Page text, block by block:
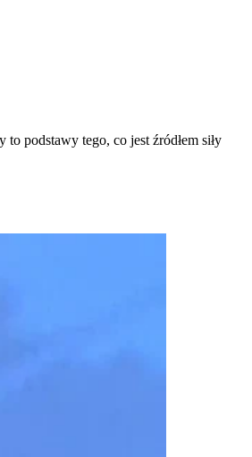
podstawy tego, co jest źródłem siły